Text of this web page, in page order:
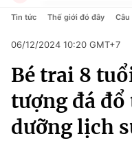
Chuyên mục
Chính trị
Xã hội
Chính trị
Pháp luật
Kinh tế
Thể thao
Truyền hình
Văn hóa - Giải trí
Y tế
Tin tức Thế giới đó đây
06/12/2024 10:20 GMT+7
Bé trai 8
tượng đá
dưỡng lịch